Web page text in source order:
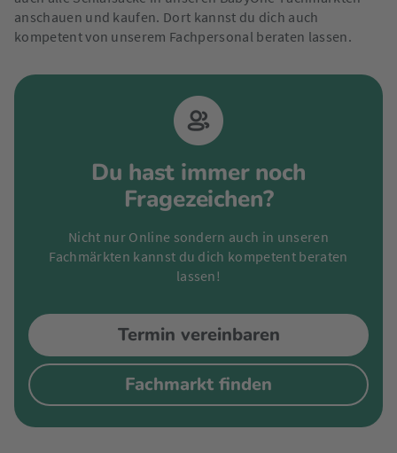
anschauen und kaufen. Dort kannst du dich auch
kompetent von unserem Fachpersonal beraten lassen.
Du hast immer noch
Fragezeichen?
Nicht nur Online sondern auch in unseren
Fachmärkten kannst du dich kompetent beraten
lassen!
Fachmarkt finden
Termin vereinbaren